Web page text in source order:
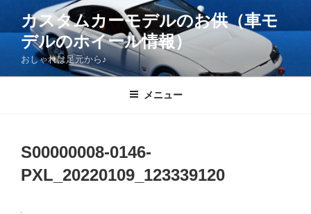
ツ
カスタムカーモデルのお供（車モ
デルのホイール情報）
おしゃれは足元から♪
メニュー
S00000008-0146-
PXL_20220109_123339120